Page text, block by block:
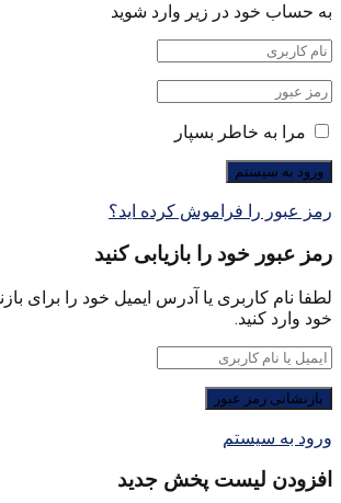
به حساب خود در زیر وارد شوید
مرا به خاطر بسپار
رمز عبور را فراموش کرده اید؟
رمز عبور خود را بازیابی کنید
لطفا نام کاربری یا آدرس ایمیل خود را برای
خود وارد کنید.
ورود به سیستم
افزودن لیست پخش جدید